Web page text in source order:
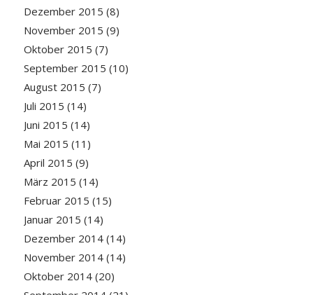
Dezember 2015 (8)
November 2015 (9)
Oktober 2015 (7)
September 2015 (10)
August 2015 (7)
Juli 2015 (14)
Juni 2015 (14)
Mai 2015 (11)
April 2015 (9)
März 2015 (14)
Februar 2015 (15)
Januar 2015 (14)
Dezember 2014(14)
November 2014(14)
Oktober 2014(20)